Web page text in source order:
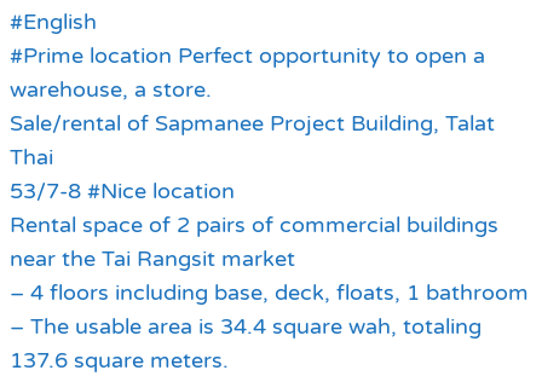
#English
#Prime location Perfect opportunity to open a
warehouse, a store.
Sale/rental of Sapmanee Project Building, Talat
Thai
53/7-8 #Nice location
Rental space of 2 pairs of commercial buildings
near the Tai Rangsit market
– 4 floors including base, deck, floats, 1 bathroom
– The usable area is 34.4 square wah, totaling
137.6 square meters.